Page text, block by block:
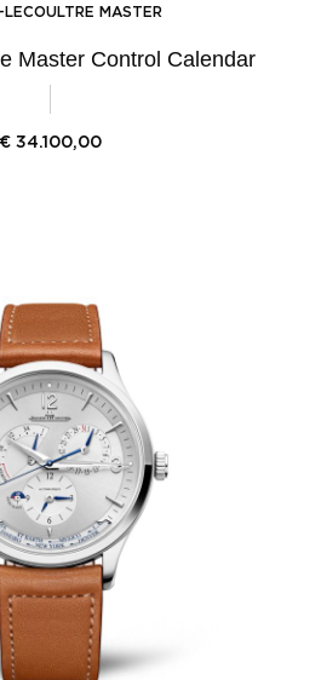
LECOULTRE MASTER
Master Control Calendar
€ 34.100,00